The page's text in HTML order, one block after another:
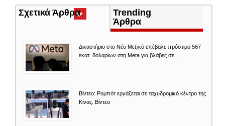
Σχετικά Άρθρα(ενεργή
καρτέλα)
Trending
Άρθρα
Δικαστήριο στο Νέο Μεξικό επέβαλε πρόστιμο 567
εκατ. δολαρίων στη Meta για βλάβες σε...
Βίντεο: Ρομπότ εργάζεται σε ταχυδρομικό κέντρο της
Κίνας. Βίντεο